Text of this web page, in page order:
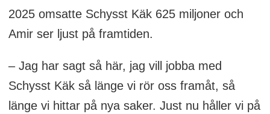
2025 omsatte Schysst Käk 625 miljoner och
Amir ser ljust på framtiden.
– Jag har sagt så här, jag vill jobba med
Schysst Käk så länge vi rör oss framåt, så
länge vi hittar på nya saker. Just nu håller vi på